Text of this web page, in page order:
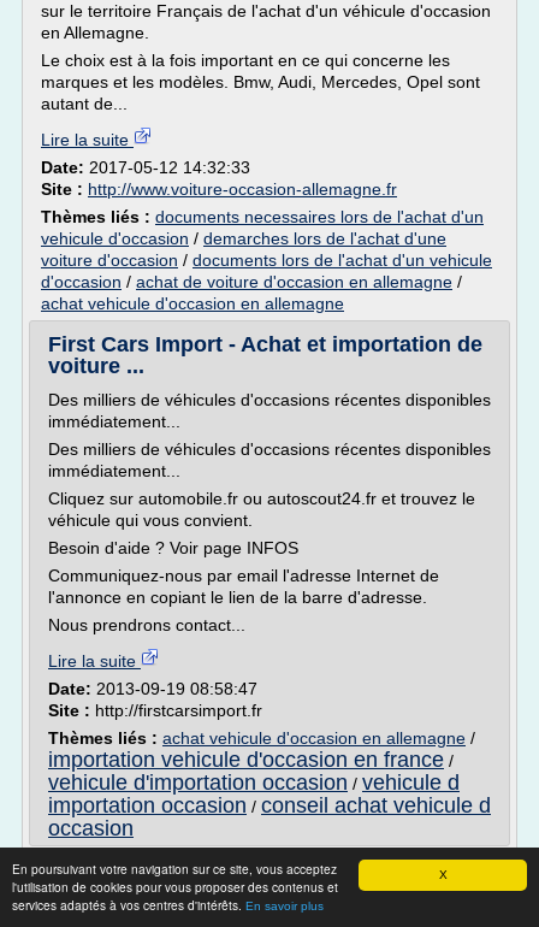
X
En poursuivant votre navigation sur ce site, vous acceptez
l'utilisation de cookies pour vous proposer des contenus et
services adaptés à vos centres d'intérêts. En savoir plus
sur le territoire Français de l'achat d'un véhicule d'occasion
en Allemagne.
Le choix est à la fois important en ce qui concerne les
marques et les modèles. Bmw, Audi, Mercedes, Opel sont
autant de...
Lire la suite
Date: 2017-05-12 14:32:33
Site : http://www.voiture-occasion-allemagne.fr
Thèmes liés : documents necessaires lors de l'achat d'un
vehicule d'occasion / demarches lors de l'achat d'une
voiture d'occasion / documents lors de l'achat d'un vehicule
d'occasion / achat de voiture d'occasion en allemagne /
achat vehicule d'occasion en allemagne
First Cars Import - Achat et importation de
voiture ...
Des milliers de véhicules d'occasions récentes disponibles
immédiatement...
Des milliers de véhicules d'occasions récentes disponibles
immédiatement...
Cliquez sur automobile.fr ou autoscout24.fr et trouvez le
véhicule qui vous convient.
Besoin d'aide ? Voir page INFOS
Communiquez-nous par email l'adresse Internet de
l'annonce en copiant le lien de la barre d'adresse.
Nous prendrons contact...
Lire la suite
Date: 2013-09-19 08:58:47
Site : http://firstcarsimport.fr
Thèmes liés : achat vehicule d'occasion en allemagne /
importation vehicule d'occasion en france /
vehicule d'importation occasion / vehicule d
importation occasion / conseil achat vehicule d
occasion
Elite Occasion - Achat, vente voiture
occasion pas chère